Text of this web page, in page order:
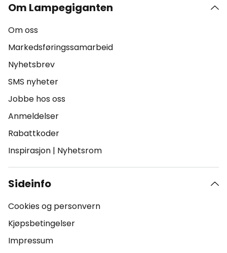
Om Lampegiganten
Om oss
Markedsføringssamarbeid
Nyhetsbrev
SMS nyheter
Jobbe hos oss
Anmeldelser
Rabattkoder
Inspirasjon | Nyhetsrom
Sideinfo
Cookies og personvern
Kjøpsbetingelser
Impressum